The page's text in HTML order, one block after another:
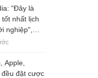
"Đây là
nhất lịch
nghiệp",
thất bại chỉ
nhưng ít khi
Apple,
đều đặt cược